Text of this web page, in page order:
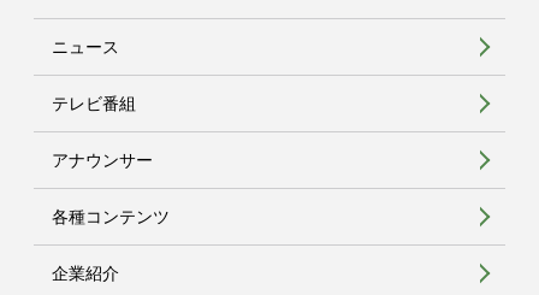
ニュース
テレビ番組
アナウンサー
各種コンテンツ
企業紹介